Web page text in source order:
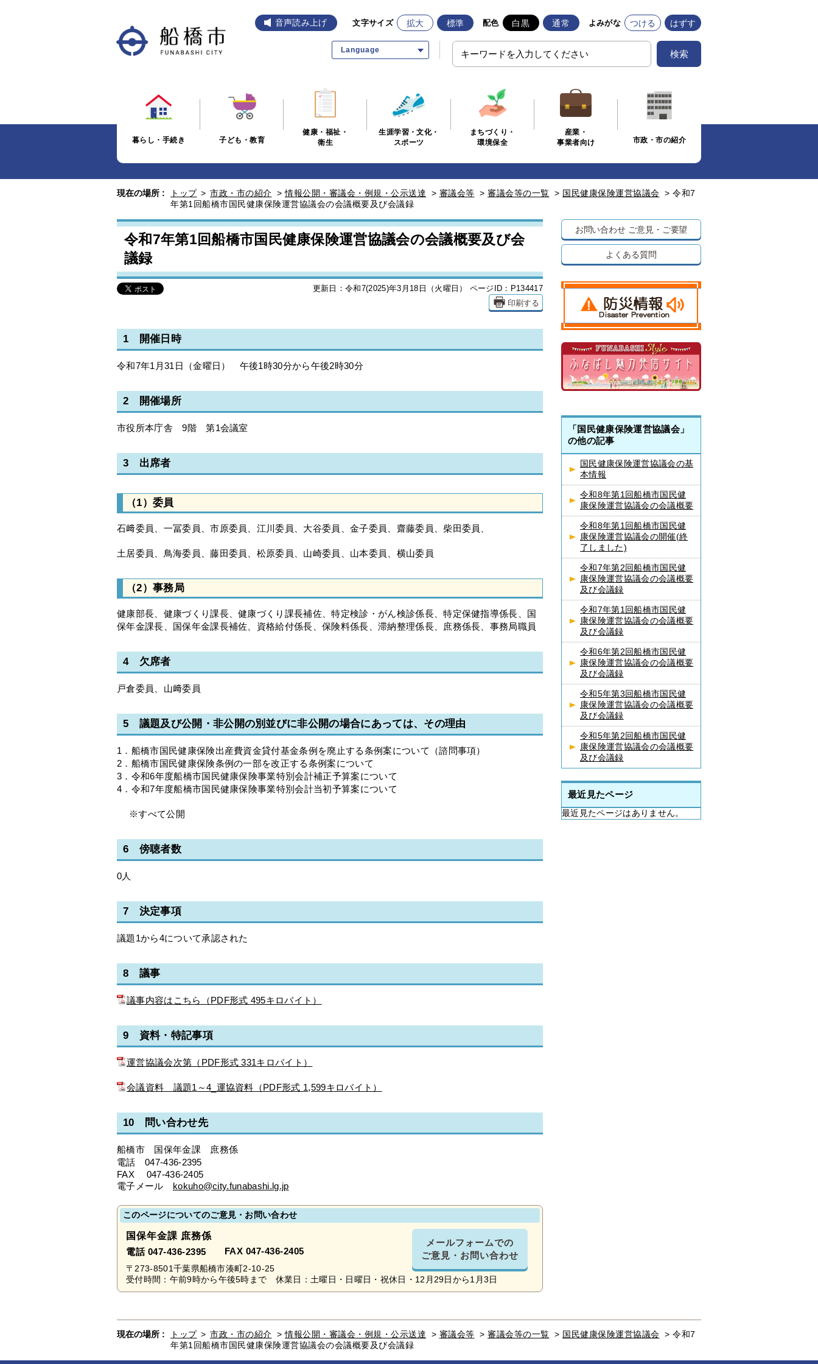
音声読み上げ 文字サイズ 拡大 標準 配色 白黒 通常 よみがな つける はずす
Language 検索
暮らし・手続き 子ども・教育
健康・福祉・
衛生
生涯学習・文化・
スポーツ
まちづくり・
環境保全
産業・
事業者向け
市政・市の紹介
現在の場所 : トップ > 市政・市の紹介 >情報公開・審議会・例規・公示送達 > 審議会等 > 審議会等の一覧 > 国民健康保険運営協議会 > 令和7
年第1回船橋市国民健康保険運営協議会の会議概要及び会議録
令和7年第1回船橋市国民健康保険運営協議会の会議概要及び会
議録
更新日：令和7(2025)年3月18日（火曜日） ページID：P134417
印刷する
1 開催日時
令和7年1月31日（金曜日） 午後1時30分から午後2時30分
2 開催場所
市役所本庁舎 9階 第1会議室
3 出席者
（1）委員
石﨑委員、一冨委員、市原委員、江川委員、大谷委員、金子委員、齋藤委員、柴田委員、
土居委員、鳥海委員、藤田委員、松原委員、山崎委員、山本委員、横山委員
（2）事務局
健康部長、健康づくり課長、健康づくり課長補佐、特定検診・がん検診係長、特定保健指導係長、国
保年金課長、国保年金課長補佐、資格給付係長、保険料係長、滞納整理係長、庶務係長、事務局職員
4 欠席者
戸倉委員、山﨑委員
5 議題及び公開・非公開の別並びに非公開の場合にあっては、その理由
1．船橋市国民健康保険出産費資金貸付基金条例を廃止する条例案について（諮問事項）
2．船橋市国民健康保険条例の一部を改正する条例案について
3．令和6年度船橋市国民健康保険事業特別会計補正予算案について
4．令和7年度船橋市国民健康保険事業特別会計当初予算案について
※すべて公開
6 傍聴者数
0人
7 決定事項
議題1から4について承認された
8 議事
議事内容はこちら（PDF形式 495キロバイト）
9 資料・特記事項
運営協議会次第（PDF形式 331キロバイト）
会議資料 議題1～4_運協資料（PDF形式 1,599キロバイト）
10 問い合わせ先
船橋市 国保年金課 庶務係
電話 047-436-2395
FAX 047-436-2405
電子メール
kokuho@city.funabashi.lg.jp
このページについてのご意見・お問い合わせ
国保年金課 庶務係
電話 047-436-2395 FAX 047-436-2405
メールフォームでの
ご意見・お問い合わせ
〒273-8501千葉県船橋市湊町2-10-25
受付時間：午前9時から午後5時まで 休業日：土曜日・日曜日・祝休日・12月29日から1月3日
お問い合わせ ご意見・ご要望
よくある質問
「国民健康保険運営協議会」
の他の記事
国民健康保険運営協議会の基
本情報
令和8年第1回船橋市国民健
康保険運営協議会の会議概要
令和8年第1回船橋市国民健
康保険運営協議会の開催(終
了しました)
令和7年第2回船橋市国民健
康保険運営協議会の会議概要
及び会議録
令和7年第1回船橋市国民健
康保険運営協議会の会議概要
及び会議録
令和6年第2回船橋市国民健
康保険運営協議会の会議概要
及び会議録
令和5年第3回船橋市国民健
康保険運営協議会の会議概要
及び会議録
令和5年第2回船橋市国民健
康保険運営協議会の会議概要
及び会議録
最近見たページ
最近見たページはありません。
現在の場所 : トップ > 市政・市の紹介 >情報公開・審議会・例規・公示送達 > 審議会等 > 審議会等の一覧 > 国民健康保険運営協議会 > 令和7
年第1回船橋市国民健康保険運営協議会の会議概要及び会議録